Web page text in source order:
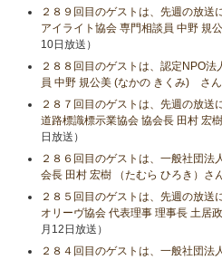
２８９回目のゲストは、先週の放送
アイライト協会 専門相談員 中野 規
10日放送）
２８８回目のゲストは、認定NPO
員 中野 規公美 (なかの きくみ) さん
２８７回目のゲストは、先週の放送
道路標識標示業協会 協会長 田村 宏
日放送）
２８６回目のゲストは、一般社団法
会長 田村 宏樹 （たむら ひろき）さ
２８５回目のゲストは、先週の放送
オリーヴ協会 代表理事 理事長 土居
月12日放送）
２８４回目のゲストは、一般社団法